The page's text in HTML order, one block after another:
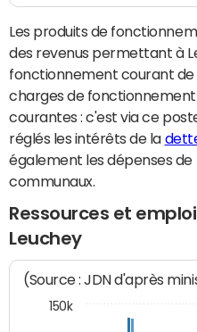
Les produits de
des revenus permettant à
fonctionnement courant de
charges de
courantes : c'est via ce
réglés les intérêts de la
également les dépenses
communaux.
Ressources et
Leuchey
(Source : JDN d'après
150k